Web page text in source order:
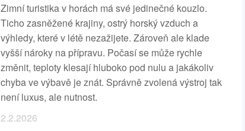
Zimní turistika v horách má své jedinečné kouzlo.
Ticho zasněžené krajiny, ostrý horský vzduch a
výhledy, které v létě nezažijete. Zároveň ale klade
vyšší nároky na přípravu. Počasí se může rychle
změnit, teploty klesají hluboko pod nulu a jakákoliv
chyba ve výbavě je znát. Správně zvolená výstroj tak
není luxus, ale nutnost.
2.2.2026